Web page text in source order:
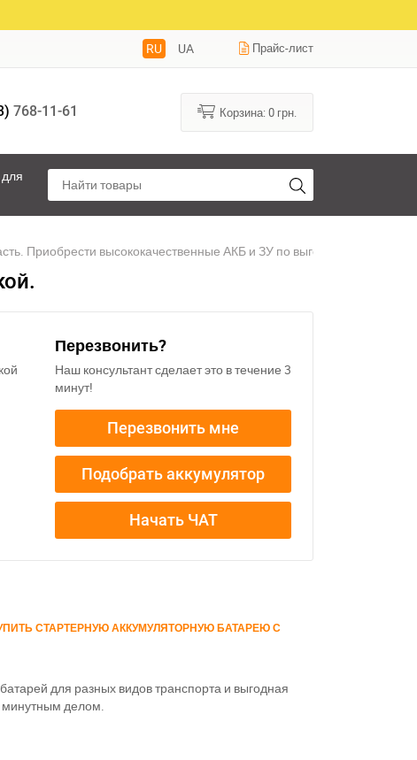
RU UA Прайс-лист
768-11-61 Корзина:0 грн.
Приобрести высококачественные АКБ и ЗУ по выгодным ценам.
Перезвонить?
Наш консультант сделает это в течение 3
минут!
Перезвонить мне
Подобрать аккумулятор
Начать ЧАТ
СТАРТЕРНУЮ АККУМУЛЯТОРНУЮ БАТАРЕЮ С
для разных видов транспорта и выгодная
минутным делом.